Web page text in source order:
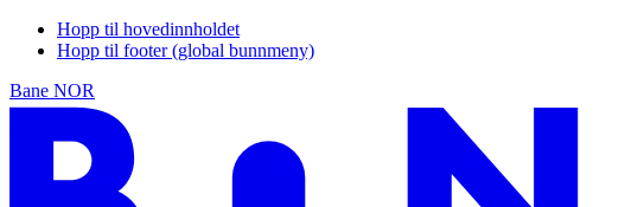
Hopp til hovedinnholdet
Hopp til footer (global bunnmeny)
Bane NOR